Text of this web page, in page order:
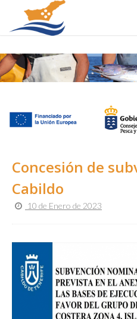
Concesión de
Cabildo
10 de Enero de 2023